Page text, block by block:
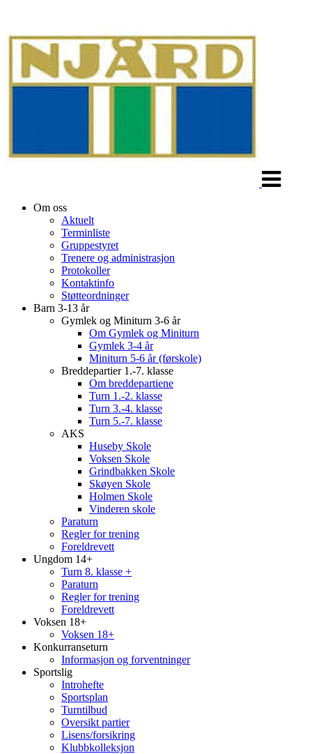
Om oss
Aktuelt
Terminliste
Gruppestyret
Trenere og administrasjon
Protokoller
Kontaktinfo
Støtteordninger
Barn 3-13 år
Gymlek og Miniturn 3-6 år
Om Gymlek og Miniturn
Gymlek 3-4 år
Miniturn 5-6 år (førskole)
Breddepartier 1.-7. klasse
Om breddepartiene
Turn 1.-2. klasse
Turn 3.-4. klasse
Turn 5.-7. klasse
AKS
Huseby Skole
Voksen Skole
Grindbakken Skole
Skøyen Skole
Holmen Skole
Vinderen skole
Paraturn
Regler for trening
Foreldrevett
Ungdom 14+
Turn 8. klasse +
Paraturn
Regler for trening
Foreldrevett
Voksen 18+
Voksen 18+
Konkurranseturn
Informasjon og forventninger
Sportslig
Introhefte
Sportsplan
Turntilbud
Oversikt partier
Lisens/forsikring
Klubbkolleksjon